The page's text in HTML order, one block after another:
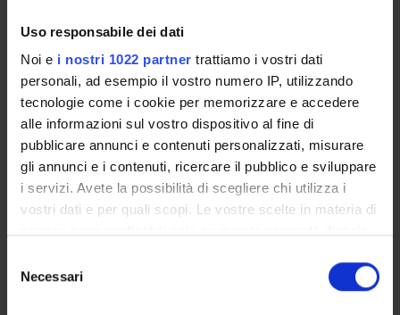
Uso responsabile dei dati
Noi e i nostri 1022 partner trattiamo i vostri dati
personali, ad esempio il vostro numero IP, utilizzando
tecnologie come i cookie per memorizzare e accedere
alle informazioni sul vostro dispositivo al fine di
pubblicare annunci e contenuti personalizzati, misurare
gli annunci e i contenuti, ricercare il pubblico e sviluppare
i servizi. Avete la possibilità di scegliere chi utilizza i
vostri dati e per quali scopi. Le vostre scelte in materia di
modificare o revocare il proprio consenso in qualsiasi
momento dalla Dichiarazione sui cookie o facendo clic
delNecessari
AREE DI RICERCA COINVOLTE DAL PROGETTO
Commercial Law
ATTIVITÀ